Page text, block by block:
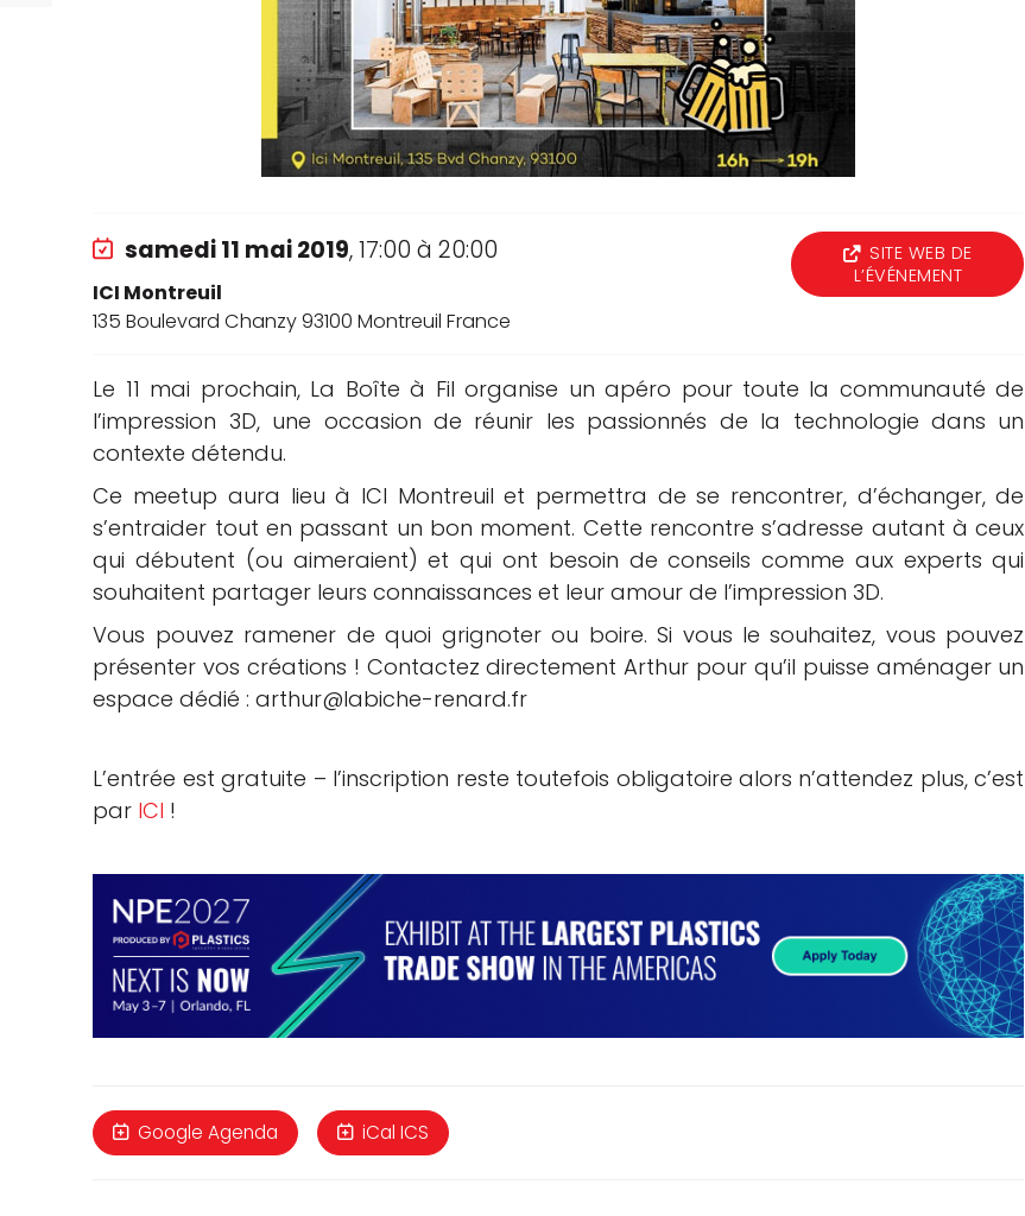
Logiciels 3D
Matériaux
Scanners 3D
Vidéos
samedi 11 mai 2019, 17:00 à 20:00
ICI Montreuil
135 Boulevard Chanzy 93100 Montreuil France
SITE WEB DE
L’ÉVÉNEMENT
Le 11 mai prochain, La Boîte à Fil organise un apéro pour toute la communauté de
l’impression 3D, une occasion de réunir les passionnés de la technologie dans un
contexte détendu.
Ce meetup aura lieu à ICI Montreuil et permettra de se rencontrer, d’échanger, de
s’entraider tout en passant un bon moment. Cette rencontre s’adresse autant à ceux
qui débutent (ou aimeraient) et qui ont besoin de conseils comme aux experts qui
souhaitent partager leurs connaissances et leur amour de l’impression 3D.
Vous pouvez ramener de quoi grignoter ou boire. Si vous le souhaitez, vous pouvez
présenter vos créations ! Contactez directement Arthur pour qu’il puisse aménager un
espace dédié :arthur@labiche-renard.fr
L’entrée est gratuite – l’inscription reste toutefois obligatoire alors n’attendez plus, c’est
par ICI !
Google Agenda iCal ICS